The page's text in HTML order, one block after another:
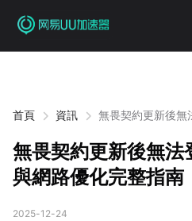
首頁 資訊
無畏契約更新後無
無畏契約更新後無法
與網路優化完整指南
2025-12-24